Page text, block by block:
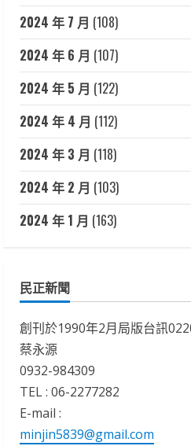
2024 年 7 月 (108)
2024 年 6 月 (107)
2024 年 5 月 (122)
2024 年 4 月 (112)
2024 年 3 月 (118)
2024 年 2 月 (103)
2024 年 1 月 (163)
民正新聞
創刊於1990年2月局版台訊
蔡永源
0932-984309
TEL : 06-2277282
E-mail :
minjin5839@gmail.com